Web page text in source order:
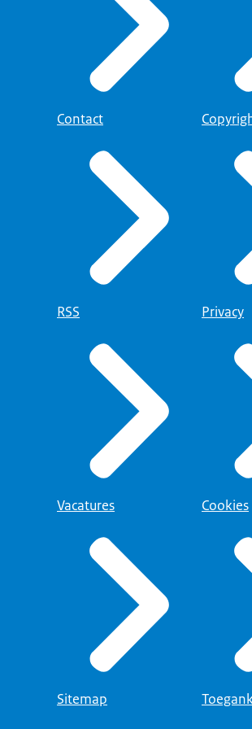
Contact
RSS
Vacatures
Sitemap
Privacy
Cookies